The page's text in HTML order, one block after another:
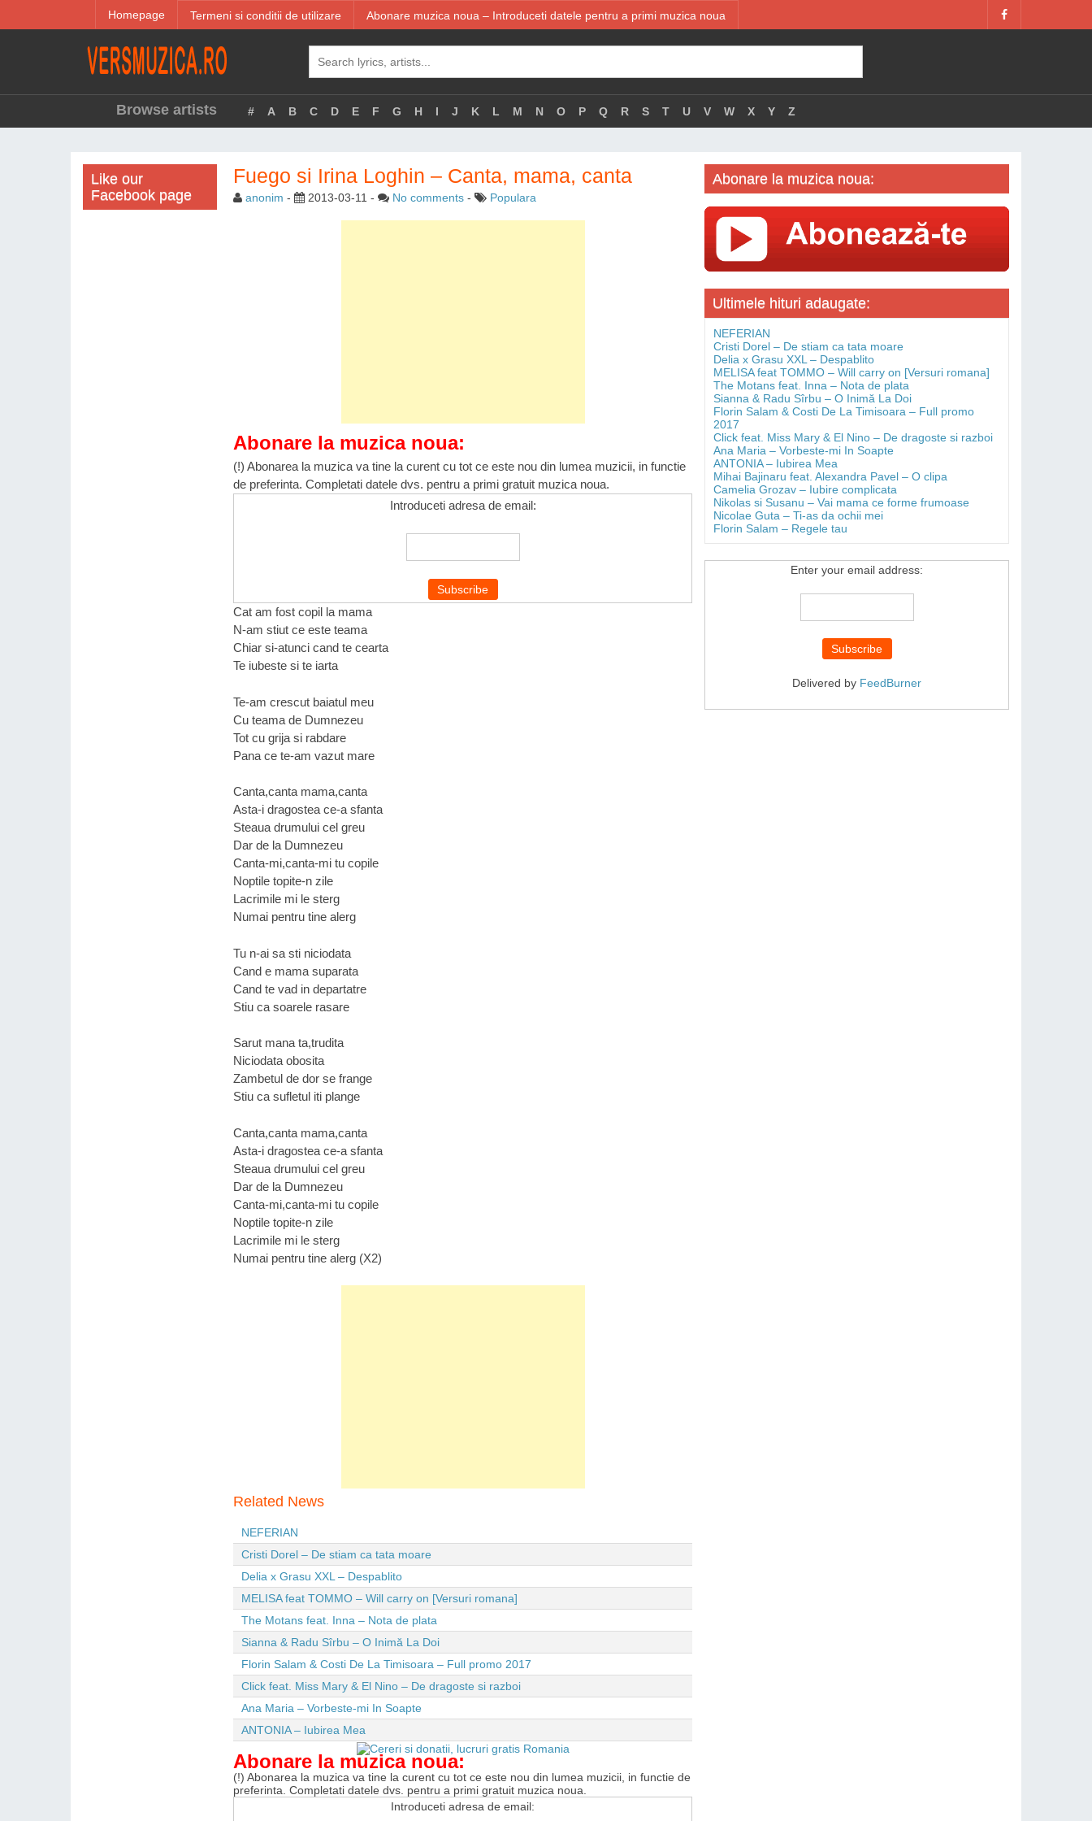
Homepage Termeni si conditii de utilizare Abonare muzica noua – Introduceti datele pentru a primi muzica noua
Browse artists # A B C D E F G H I J K L M N O P Q R S T U V W X Y Z
Like our
Facebook page
Fuego si Irina Loghin – Canta, mama, canta
anonim - 2013-03-11 - No comments - Populara
Abonare la muzica noua:
(!) Abonarea la muzica va tine la curent cu tot ce este nou din lumea muzicii, in functie
de preferinta. Completati datele dvs. pentru a primi gratuit muzica noua.
Introduceti adresa de email:
Cat am fost copil la mama
N-am stiut ce este teama
Chiar si-atunci cand te cearta
Te iubeste si te iarta
Te-am crescut baiatul meu
Cu teama de Dumnezeu
Tot cu grija si rabdare
Pana ce te-am vazut mare
Canta,canta mama,canta
Asta-i dragostea ce-a sfanta
Steaua drumului cel greu
Dar de la Dumnezeu
Canta-mi,canta-mi tu copile
Noptile topite-n zile
Lacrimile mi le sterg
Numai pentru tine alerg
Tu n-ai sa sti niciodata
Cand e mama suparata
Cand te vad in departatre
Stiu ca soarele rasare
Sarut mana ta,trudita
Niciodata obosita
Zambetul de dor se frange
Stiu ca sufletul iti plange
Canta,canta mama,canta
Asta-i dragostea ce-a sfanta
Steaua drumului cel greu
Dar de la Dumnezeu
Canta-mi,canta-mi tu copile
Noptile topite-n zile
Lacrimile mi le sterg
Numai pentru tine alerg (X2)
Related News
NEFERIAN
Cristi Dorel – De stiam ca tata moare
Delia x Grasu XXL – Despablito
MELISA feat TOMMO – Will carry on [Versuri romana]
The Motans feat. Inna – Nota de plata
Sianna & Radu Sîrbu – O Inimă La Doi
Florin Salam & Costi De La Timisoara – Full promo 2017
Click feat. Miss Mary & El Nino – De dragoste si razboi
Ana Maria – Vorbeste-mi In Soapte
ANTONIA – Iubirea Mea
Abonare la muzica noua:
(!) Abonarea la muzica va tine la curent cu tot ce este nou din lumea muzicii, in functie de
preferinta. Completati datele dvs. pentru a primi gratuit muzica noua.
Introduceti adresa de email:
Abonare la muzica noua:
Ultimele hituri adaugate:
NEFERIAN
Cristi Dorel – De stiam ca tata moare
Delia x Grasu XXL – Despablito
MELISA feat TOMMO – Will carry on [Versuri romana]
The Motans feat. Inna – Nota de plata
Sianna & Radu Sîrbu – O Inimă La Doi
Florin Salam & Costi De La Timisoara – Full promo
2017
Click feat. Miss Mary & El Nino – De dragoste si razboi
Ana Maria – Vorbeste-mi In Soapte
ANTONIA – Iubirea Mea
Mihai Bajinaru feat. Alexandra Pavel – O clipa
Camelia Grozav – Iubire complicata
Nikolas si Susanu – Vai mama ce forme frumoase
Nicolae Guta – Ti-as da ochii mei
Florin Salam – Regele tau
Enter your email address:
Delivered by FeedBurner